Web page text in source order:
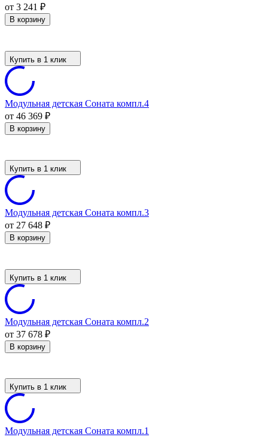
от 3 241 ₽
В корзину
Купить в 1 клик
Модульная детская Соната компл.4
от 46 369 ₽
В корзину
Купить в 1 клик
Модульная детская Соната компл.3
от 27 648 ₽
В корзину
Купить в 1 клик
Модульная детская Соната компл.2
от 37 678 ₽
В корзину
Купить в 1 клик
Модульная детская Соната компл.1